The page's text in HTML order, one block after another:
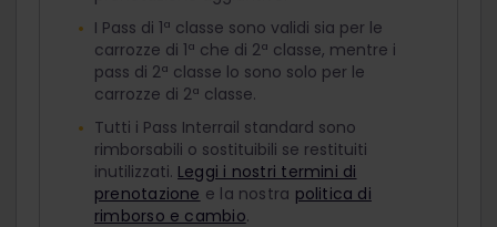
I Pass di 1ª classe sono validi sia per le
carrozze di 1ª che di 2ª classe, mentre i
pass di 2ª classe lo sono solo per le
carrozze di 2ª classe.
Tutti i Pass Interrail standard sono
rimborsabili o sostituibili se restituiti
inutilizzati. Leggi i nostri termini di
prenotazione e la nostra politica di
rimborso e cambio.